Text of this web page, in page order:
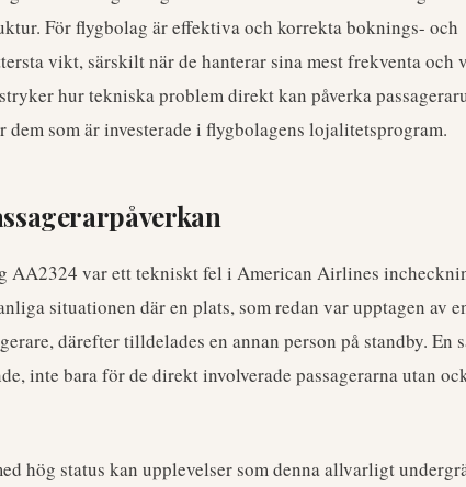
För flygbolag är effektiva och korrekta boknings- och
vikt, särskilt när de hanterar sina mest frekventa och
hur tekniska problem direkt kan påverka
som är investerade i flygbolagens lojalitetsprogram.
AA2324 var ett tekniskt fel i American Airlines
situationen där en plats, som redan var upptagen av
därefter tilldelades en annan person på standby. En
inte bara för de direkt involverade passagerarna utan
hög status kan upplevelser som denna allvarligt